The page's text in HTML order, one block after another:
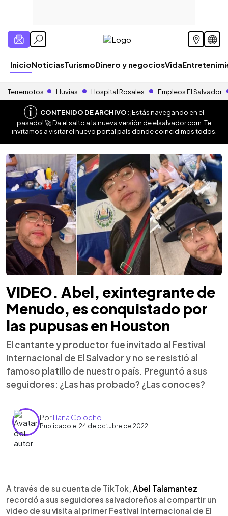
InicioNoticiasTurismoDinero y negociosVida
Terremotos Lluvias Hospital Rosales Empleos El Salvador
CONTENIDO DE ARCHIVO:¡Estás navegando en el
pasado! 🚀 Da el salto a la nueva versión deelsalvador.com . Te
invitamos a visitar el nuevo portal país donde coincidimos todos.
VIDEO. Abel, exintegrante de
Menudo, es conquistado por
las pupusas en Houston
El cantante y productor fue invitado al Festival
Internacional de El Salvador y no se resistió al
famoso platillo de nuestro país. Preguntó a sus
seguidores: ¿Las has probado? ¿Las conoces?
PorIliana Colocho
Publicado el 24 de octubre de 2022
► Escuchar artículo
A través de su cuenta de TikTok, Abel Talamantez
recordó a sus seguidores salvadoreños al compartir un
video de su visita al primer Festival Internacional de El